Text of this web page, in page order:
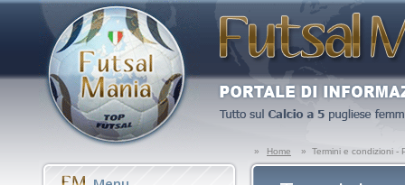
» Home » Termini e condizioni -